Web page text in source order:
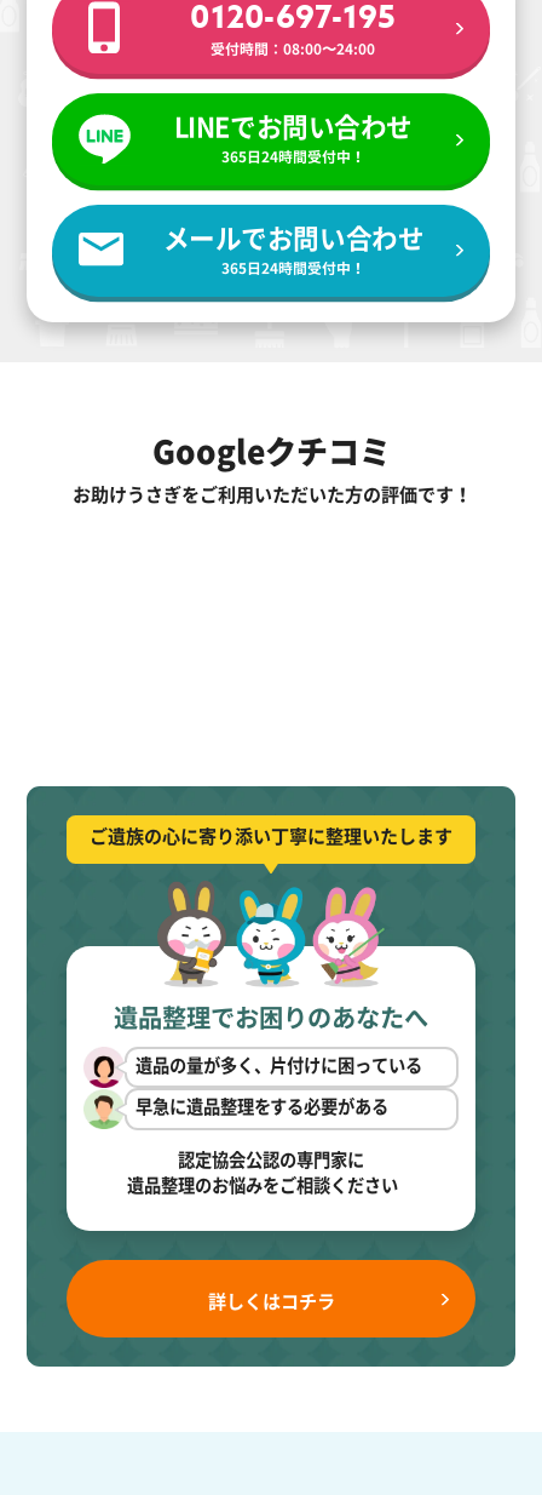
0120-697-195
受付時間：08:00〜24:00
LINEでお問い合わせ
365日24時間受付中！
メールでお問い合わせ
365日24時間受付中！
Googleクチコミ
お助けうさぎをご利用いただいた方の評価です！
ご遺族の心に寄り添い丁寧に整理いたします
遺品整理でお困りのあなたへ
遺品の量が多く、片付けに困っている
早急に遺品整理をする必要がある
認定協会公認の専門家に
遺品整理のお悩みをご相談ください
詳しくはコチラ